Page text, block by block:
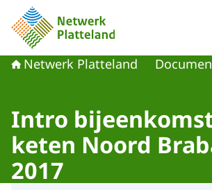
Naar de homepage van Netwerk
Netwerk Platteland
Intro
keten Noord
2017